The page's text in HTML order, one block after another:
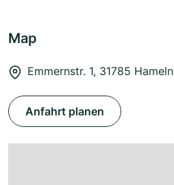
Map
Emmernstr. 1, 31785 Hameln
Anfahrt planen